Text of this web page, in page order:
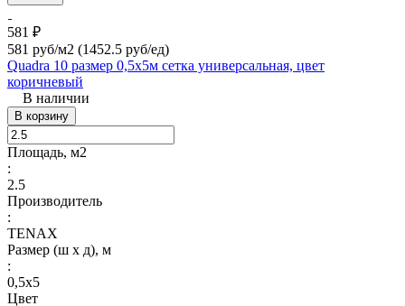
581 ₽
581 руб/м2 (1452.5 руб/eд)
Quadra 10 размер 0,5х5м сетка универсальная, цвет
коричневый
В наличии
В корзину
Площадь, м2
:
2.5
Производитель
:
TENAX
Размер (ш х д), м
:
0,5x5
Цвет